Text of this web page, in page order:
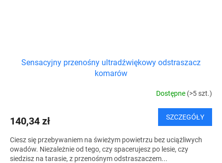
Sensacyjny przenośny ultradźwiękowy odstraszacz
komarów
Dostępne (>5 szt.)
140,34 zł SZCZEGÓŁY
Ciesz się przebywaniem na świeżym powietrzu bez uciążliwych
owadów. Niezależnie od tego, czy spacerujesz po lesie, czy
siedzisz na tarasie, z przenośnym odstraszaczem...